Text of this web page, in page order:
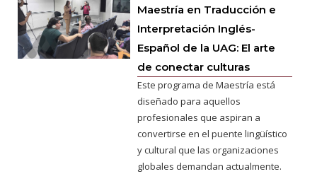
Maestría en Traducción e
Interpretación Inglés-
Español de la UAG: El arte
de conectar culturas
Este programa de Maestría está
diseñado para aquellos
profesionales que aspiran a
convertirse en el puente lingüístico
y cultural que las organizaciones
globales demandan actualmente.